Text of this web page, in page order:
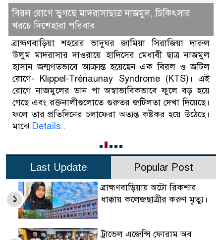
ব্রাহ্মণবাড়িয়ায় অসহায় ২০ শিশুর বিনামূল্যে সুন্নাতে খতনা
সম্পন্ন
ব্রাহ্মণবাড়িয়ায় অসহায় ও দরিদ্র পরিবারের ২০ জন শিশুর
বিনামূল্যে সুন্নাতে খতনা সম্পন্ন হয়েছে। শনিবার (৪ অক্টোবর)
সকাল ১০টায় ব্রাহ্মণবাড়িয়া মেডিকেল কলেজ হাসপাতালে
এই কার্যক্রমের উদ্বোধন করা হয়। উদ্যোগটি গ্রহণ করেন
সিলেট ওসমানী মেডিকেল কলেজের ১১তম ব্যাচের প্রাক্তন
শিক্ষার্থীরা। আর্থিক সহযোগিতা করেন সিলেট ওসমানী
মেডিকেল কলেজের শিশু বিভাগের অবসরপ্রাপ্ত অধ্যাপক
প্রফেসরDetails..
Last Update Popular Post
ব্রাহ্মণবাড়িয়ায় অটো রিকশার
ধাক্কায় কলেজছাত্রীর করুণ মৃত্যু।
১
ট্রাভেল এজেন্সি ফোরাম অব